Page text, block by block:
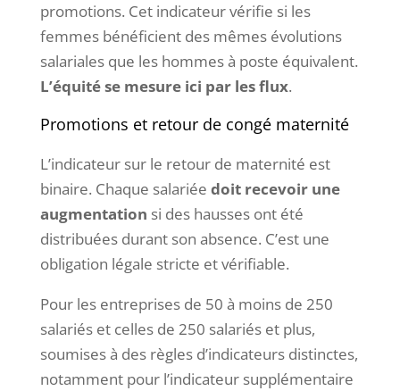
promotions. Cet indicateur vérifie si les
femmes bénéficient des mêmes évolutions
salariales que les hommes à poste équivalent.
L’équité se mesure ici par les flux.
Promotions et retour de congé maternité
L’indicateur sur le retour de maternité est
binaire. Chaque salariée doit recevoir une
augmentation si des hausses ont été
distribuées durant son absence. C’est une
obligation légale stricte et vérifiable.
Pour les entreprises de 50 à moins de 250
salariés et celles de 250 salariés et plus,
soumises à des règles d’indicateurs distinctes,
notamment pour l’indicateur supplémentaire